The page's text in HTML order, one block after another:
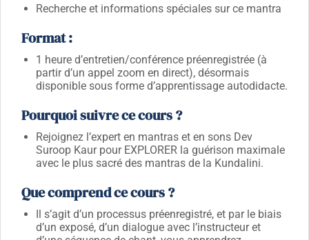
Recherche et informations spéciales sur ce mantra
Format :
1 heure d’entretien/conférence préenregistrée (à
partir d’un appel zoom en direct), désormais
disponible sous forme d’apprentissage autodidacte.
Pourquoi suivre ce cours ?
Rejoignez l’expert en mantras et en sons Dev
Suroop Kaur pour EXPLORER la guérison maximale
avec le plus sacré des mantras de la Kundalini.
Que comprend ce cours ?
Il s’agit d’un processus préenregistré, et par le biais
d’un exposé, d’un dialogue avec l’instructeur et